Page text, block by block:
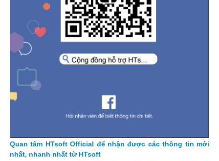
Quan tâm HTsoft Official để nhận được các thông tin mới
nhất, nhanh nhất từ HTsoft